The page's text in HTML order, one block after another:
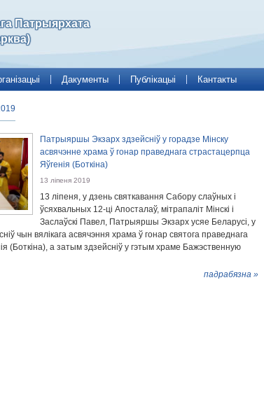
Патрыярхата
Дакументы Публікацыі Кантакты
Патрыяршы Экзарх здзейсніў у горадзе Мінску
асвячэнне храма ў гонар праведнага страстацерпца
Яўгенія (Боткіна)
13 ліпеня 2019
13 ліпеня, у дзень святкавання Сабору слаўных і
ўсяхвальных 12-ці Апосталаў, мітрапаліт Мінскі і
Заслаўскі Павел, Патрыяршы Экзарх усяе Беларусі, у
чын вялікага асвячэння храма ў гонар святога праведнага
(Боткіна), а затым здзейсніў у гэтым храме Бажэственную
падрабязна »